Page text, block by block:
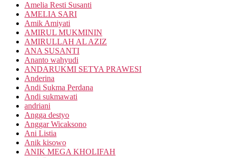
Amelia Resti Susanti
AMELIA SARI
Amik Amiyati
AMIRUL MUKMININ
AMIRULLAH AL AZIZ
ANA SUSANTI
Ananto wahyudi
ANDARUKMI SETYA PRAWESI
Anderina
Andi Sukma Perdana
Andi sukmawati
andriani
Angga destyo
Anggar Wicaksono
Ani Listia
Anik kisowo
ANIK MEGA KHOLIFAH